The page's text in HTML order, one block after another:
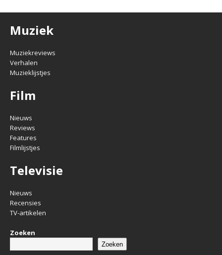
Muziek
Muziekreviews
Verhalen
Muzieklijstjes
Film
Nieuws
Reviews
Features
Filmlijstjes
Televisie
Nieuws
Recensies
TV-artikelen
Zoeken
Zoeken